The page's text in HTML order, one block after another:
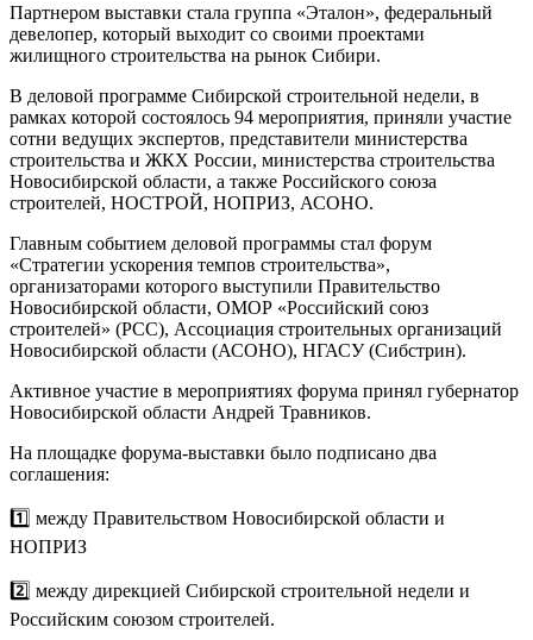
Партнером выставки стала группа «Эталон», федеральный
девелопер, который выходит со своими проектами
жилищного строительства на рынок Сибири.
В деловой программе Сибирской строительной недели, в
рамках которой состоялось 94 мероприятия, приняли участие
сотни ведущих экспертов, представители министерства
строительства и ЖКХ России, министерства строительства
Новосибирской области, а также Российского союза
строителей, НОСТРОЙ, НОПРИЗ, АСОНО.
Главным событием деловой программы стал форум
«Стратегии ускорения темпов строительства»,
организаторами которого выступили Правительство
Новосибирской области, ОМОР «Российский союз
строителей» (РСС), Ассоциация строительных организаций
Новосибирской области (АСОНО), НГАСУ (Сибстрин).
Активное участие в мероприятиях форума принял губернатор
Новосибирской области Андрей Травников.
На площадке форума-выставки было подписано два
соглашения:
1️⃣ между Правительством Новосибирской области и
НОПРИЗ
2️⃣ между дирекцией Сибирской строительной недели и
Российским союзом строителей.